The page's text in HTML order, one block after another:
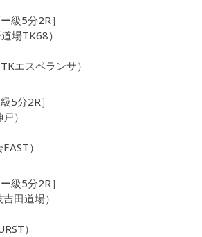
級5分2R］
場TK68）
エスペランサ）
5分2R］
）
）
級5分2R］
田道場）
）